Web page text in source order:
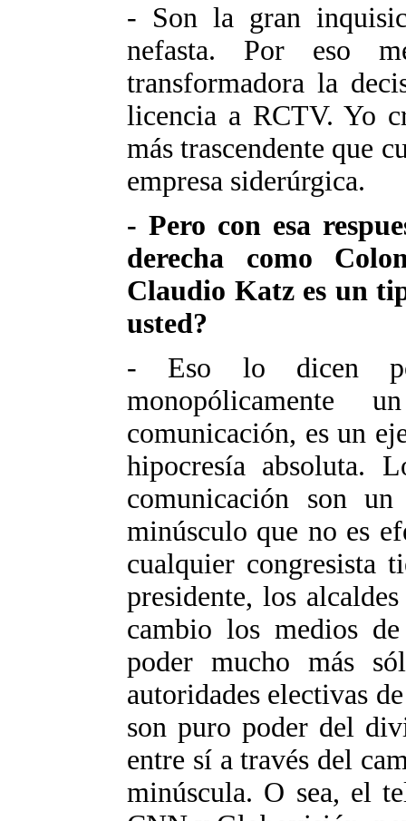
- Son la gran
nefasta. Por eso
transformadora la
licencia a RCTV. Yo
más trascendente que
empresa siderúrgica.
- Pero con esa
derecha como
Claudio Katz es un
usted?
- Eso lo dicen
comunicación, es un
hipocresía absoluta.
comunicación son
minúsculo que no es
cualquier congresista
presidente, los
cambio los medios
poder mucho más
autoridades electivas
son puro poder del
entre sí a través del
minúscula. O sea, el